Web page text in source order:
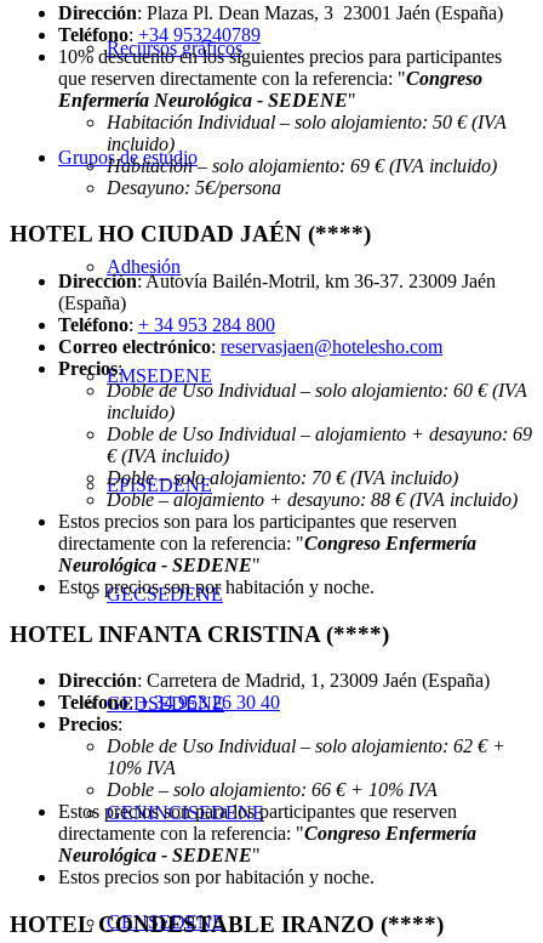
Recursos gráficos
Grupos de estudio
Adhesión
EMSEDENE
EPISEDENE
GECSEDENE
GEDSEDENE
GENINCISEDENE
GENSEDENE
Dirección: Plaza Pl. Dean Mazas, 3 23001 Jaén (España)
Teléfono: +34 953240789
10% descuento en los siguientes precios para participantes
que reserven directamente con la referencia: "Congreso
Enfermería Neurológica - SEDENE"
Habitación Individual – solo alojamiento: 50 € (IVA
incluido)
Habitación – solo alojamiento: 69 € (IVA incluido)
Desayuno: 5€/persona
HOTEL HO CIUDAD JAÉN (****)
Dirección: Autovía Bailén-Motril, km 36-37. 23009 Jaén
(España)
Teléfono: + 34 953 284 800
Correo electrónico: reservasjaen@hotelesho.com
Precios:
Doble de Uso Individual – solo alojamiento: 60 € (IVA
incluido)
Doble de Uso Individual – alojamiento + desayuno: 69
€ (IVA incluido)
Doble – solo alojamiento: 70 € (IVA incluido)
Doble – alojamiento + desayuno: 88 € (IVA incluido)
Estos precios son para los participantes que reserven
directamente con la referencia: "Congreso Enfermería
Neurológica - SEDENE"
Estos precios son por habitación y noche.
HOTEL INFANTA CRISTINA (****)
Dirección: Carretera de Madrid, 1, 23009 Jaén (España)
Teléfono:+ 34 953 26 30 40
Precios:
Doble de Uso Individual – solo alojamiento: 62 € +
10% IVA
Doble – solo alojamiento: 66 € + 10% IVA
Estos precios son para los participantes que reserven
directamente con la referencia: "Congreso Enfermería
Neurológica - SEDENE"
Estos precios son por habitación y noche.
HOTEL CONDESTABLE IRANZO (****)